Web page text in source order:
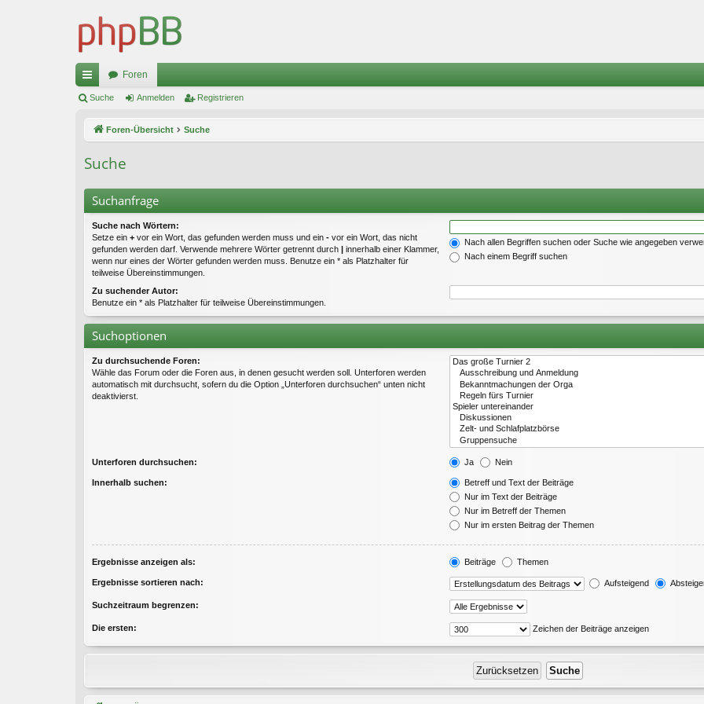
ch
ug
riff
Foren
Suche Anmelden Registrieren
Foren-Übersicht Suche
Suche
Suchanfrage
Suche nach Wörtern:
Setze ein + vor ein Wort, das gefunden werden muss und ein - vor ein Wort, das nicht
gefunden werden darf. Verwende mehrere Wörter getrennt durch | innerhalb einer Klammer,
wenn nur eines der Wörter gefunden werden muss. Benutze ein * als Platzhalter für
teilweise Übereinstimmungen.
Nach allen Begriffen suchen oder Suche wie angegeben
Nach einem Begriff suchen
Zu suchender Autor:
Benutze ein * als Platzhalter für teilweise Übereinstimmungen.
Suchoptionen
Zu durchsuchende Foren:
Wähle das Forum oder die Foren aus, in denen gesucht werden soll. Unterforen werden
automatisch mit durchsucht, sofern du die Option „Unterforen durchsuchen“ unten nicht
deaktivierst.
Unterforen durchsuchen: Ja Nein
Innerhalb suchen:
Betreff und Text der Beiträge
Nur im Text der Beiträge
Nur im Betreff der Themen
Nur im ersten Beitrag der Themen
Ergebnisse anzeigen als: Beiträge Themen
Ergebnisse sortieren nach: Aufsteigend
Suchzeitraum begrenzen:
Die ersten: Zeichen der Beiträge anzeigen